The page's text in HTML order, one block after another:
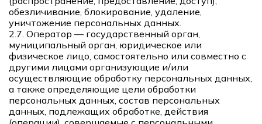
обезличивание, блокирование, удаление,
уничтожение персональных данных.
2.7. Оператор — государственный орган,
муниципальный орган, юридическое или
физическое лицо, самостоятельно или совместно с
другими лицами организующие и/или
осуществляющие обработку персональных данных,
а также определяющие цели обработки
персональных данных, состав персональных
данных, подлежащих обработке, действия